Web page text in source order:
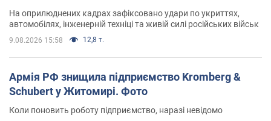
На оприлюднених кадрах зафіксовано удари по укриттях,
автомобілях, інженерній техніці та живій силі російських військ
9.08.2026 15:58 12,8 т.
Армія РФ знищила підприємство Kromberg &
Schubert у Житомирі. Фото
Коли поновить роботу підприємство, наразі невідомо